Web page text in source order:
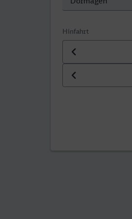
Hinfahrt
Datum der Hinfahrt
Uhrzeit der Hinfahrt